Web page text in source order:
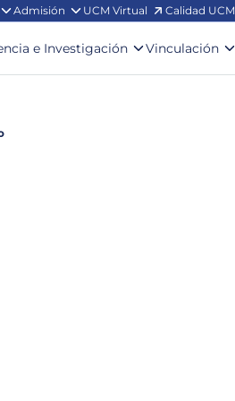
Admisión UCM Virtual Calidad UCM
e Investigación Vinculación